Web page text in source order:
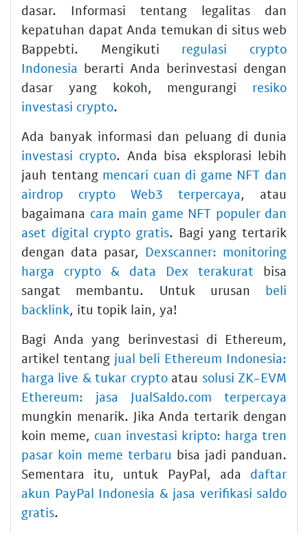
dasar. Informasi tentang legalitas dan
kepatuhan dapat Anda temukan di situs web
Bappebti. Mengikuti regulasi crypto
Indonesia berarti Anda berinvestasi dengan
dasar yang kokoh, mengurangi resiko
investasi crypto.
Ada banyak informasi dan peluang di dunia
investasi crypto. Anda bisa eksplorasi lebih
jauh tentang mencari cuan di game NFT dan
airdrop crypto Web3 terpercaya, atau
bagaimana cara main game NFT populer dan
aset digital crypto gratis. Bagi yang tertarik
dengan data pasar, Dexscanner: monitoring
harga crypto & data Dex terakurat bisa
sangat membantu. Untuk urusan beli
backlink, itu topik lain, ya!
Bagi Anda yang berinvestasi di Ethereum,
artikel tentang jual beli Ethereum Indonesia:
harga live & tukar cryptoatau solusi ZK-EVM
Ethereum: jasa JualSaldo.com terpercaya
mungkin menarik. Jika Anda tertarik dengan
koin meme, cuan investasi kripto: harga tren
pasar koin meme terbaru bisa jadi panduan.
Sementara itu, untuk PayPal, ada daftar
akun PayPal Indonesia & jasa verifikasi saldo
gratis.